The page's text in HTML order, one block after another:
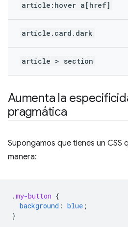
article:hover a[href]
article.card.dark
article > section
Aumenta la
pragmática
Supongamos que tienes un CSS
manera:
.my-button {
background : blue ;
}